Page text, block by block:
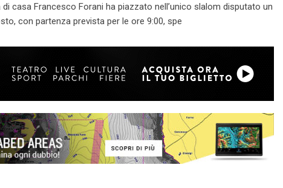
casa Francesco Forani ha piazzato nell’unico slalom disputato un
con partenza prevista per le ore 9:00, spe